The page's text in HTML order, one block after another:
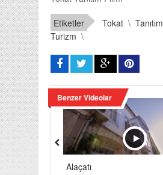
Etiketler Tokat \ Tanıtım
Turizm \
Benzer Videolar
Alaçatı